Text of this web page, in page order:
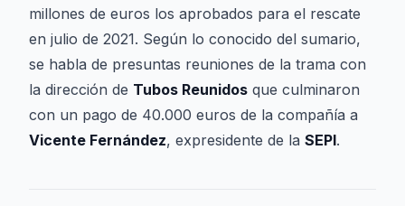
millones de euros los aprobados para el rescate
en julio de 2021. Según lo conocido del sumario,
se habla de presuntas reuniones de la trama con
la dirección de Tubos Reunidos que culminaron
con un pago de 40.000 euros de la compañía a
Vicente Fernández, expresidente de la SEPI.